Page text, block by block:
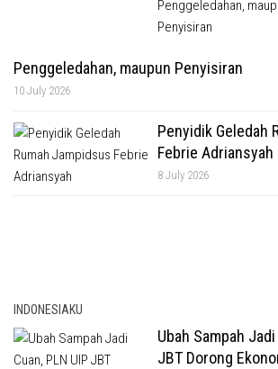
Penggeledahan, maupun Penyisiran
10 July 2026
Penyidik Geledah
Febrie Adriansyah
8 July 2026
INDONESIAKU
Ubah Sampah Jadi
JBT Dorong